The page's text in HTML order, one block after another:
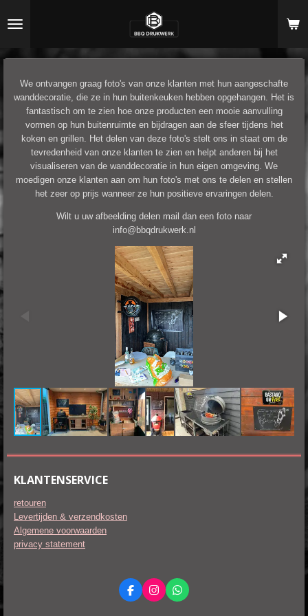
direct
We ontvangen graag foto's van onze klanten met hun aangeschafte
wanddecoratie, die ze in hun buitenkeuken hebben opgehangen. Het is
fantastisch om te zien hoe onze producten een mooie aanvulling
vormen op hun buitenruimte en bijdragen aan de sfeer tijdens het
koken en grillen. Het delen van deze foto's stelt ons in staat om de
tevredenheid van onze klanten te zien en helpt anderen bij het
visualiseren van de wanddecoratie in hun eigen omgeving. We
moedigen onze klanten aan om hun foto's met ons te delen en stellen
het zeer op prijs wanneer ze hun positieve ervaringen delen.
Wilt u uw afbeelding delen mail dan een foto naar
info@bbqdrukwerk.nl
KLANTENSERVICE
retouren
Levertijden & verzendkosten
Algemene voorwaarden
privacy statement
F
a
I
n
W
h